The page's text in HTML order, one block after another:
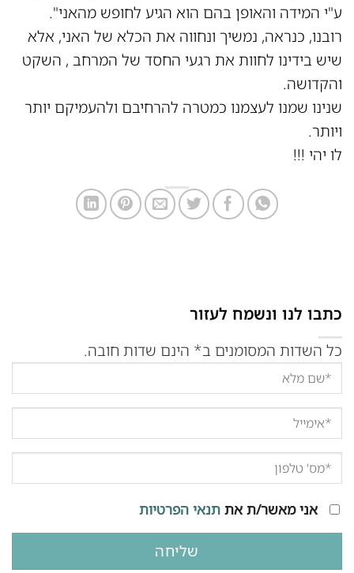
ע"י המידה והאופן בהם הוא הגיע לחופש מהאני".
רובנו, כנראה, נמשיך ונחווה את הכלא של האני, אלא
שיש בידינו לחוות את רגעי החסד של המרחב , השקט
והקדושה.
שנינו שמנו לעצמנו כמטרה להרחיבם ולהעמיקם יותר
ויותר.
לו יהי !!!
כתבו לנו ונשמח לעזור
כל השדות המסומנים ב* הינם שדות חובה.
אני מאשר/ת את תנאי הפרטיות